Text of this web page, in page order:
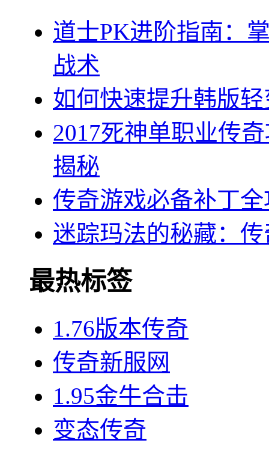
道士PK进阶指南：
战术
如何快速提升韩版
2017死神单职业传
揭秘
传奇游戏必备补丁
迷踪玛法的秘藏：
最热标签
1.76版本传奇
传奇新服网
1.95金牛合击
变态传奇